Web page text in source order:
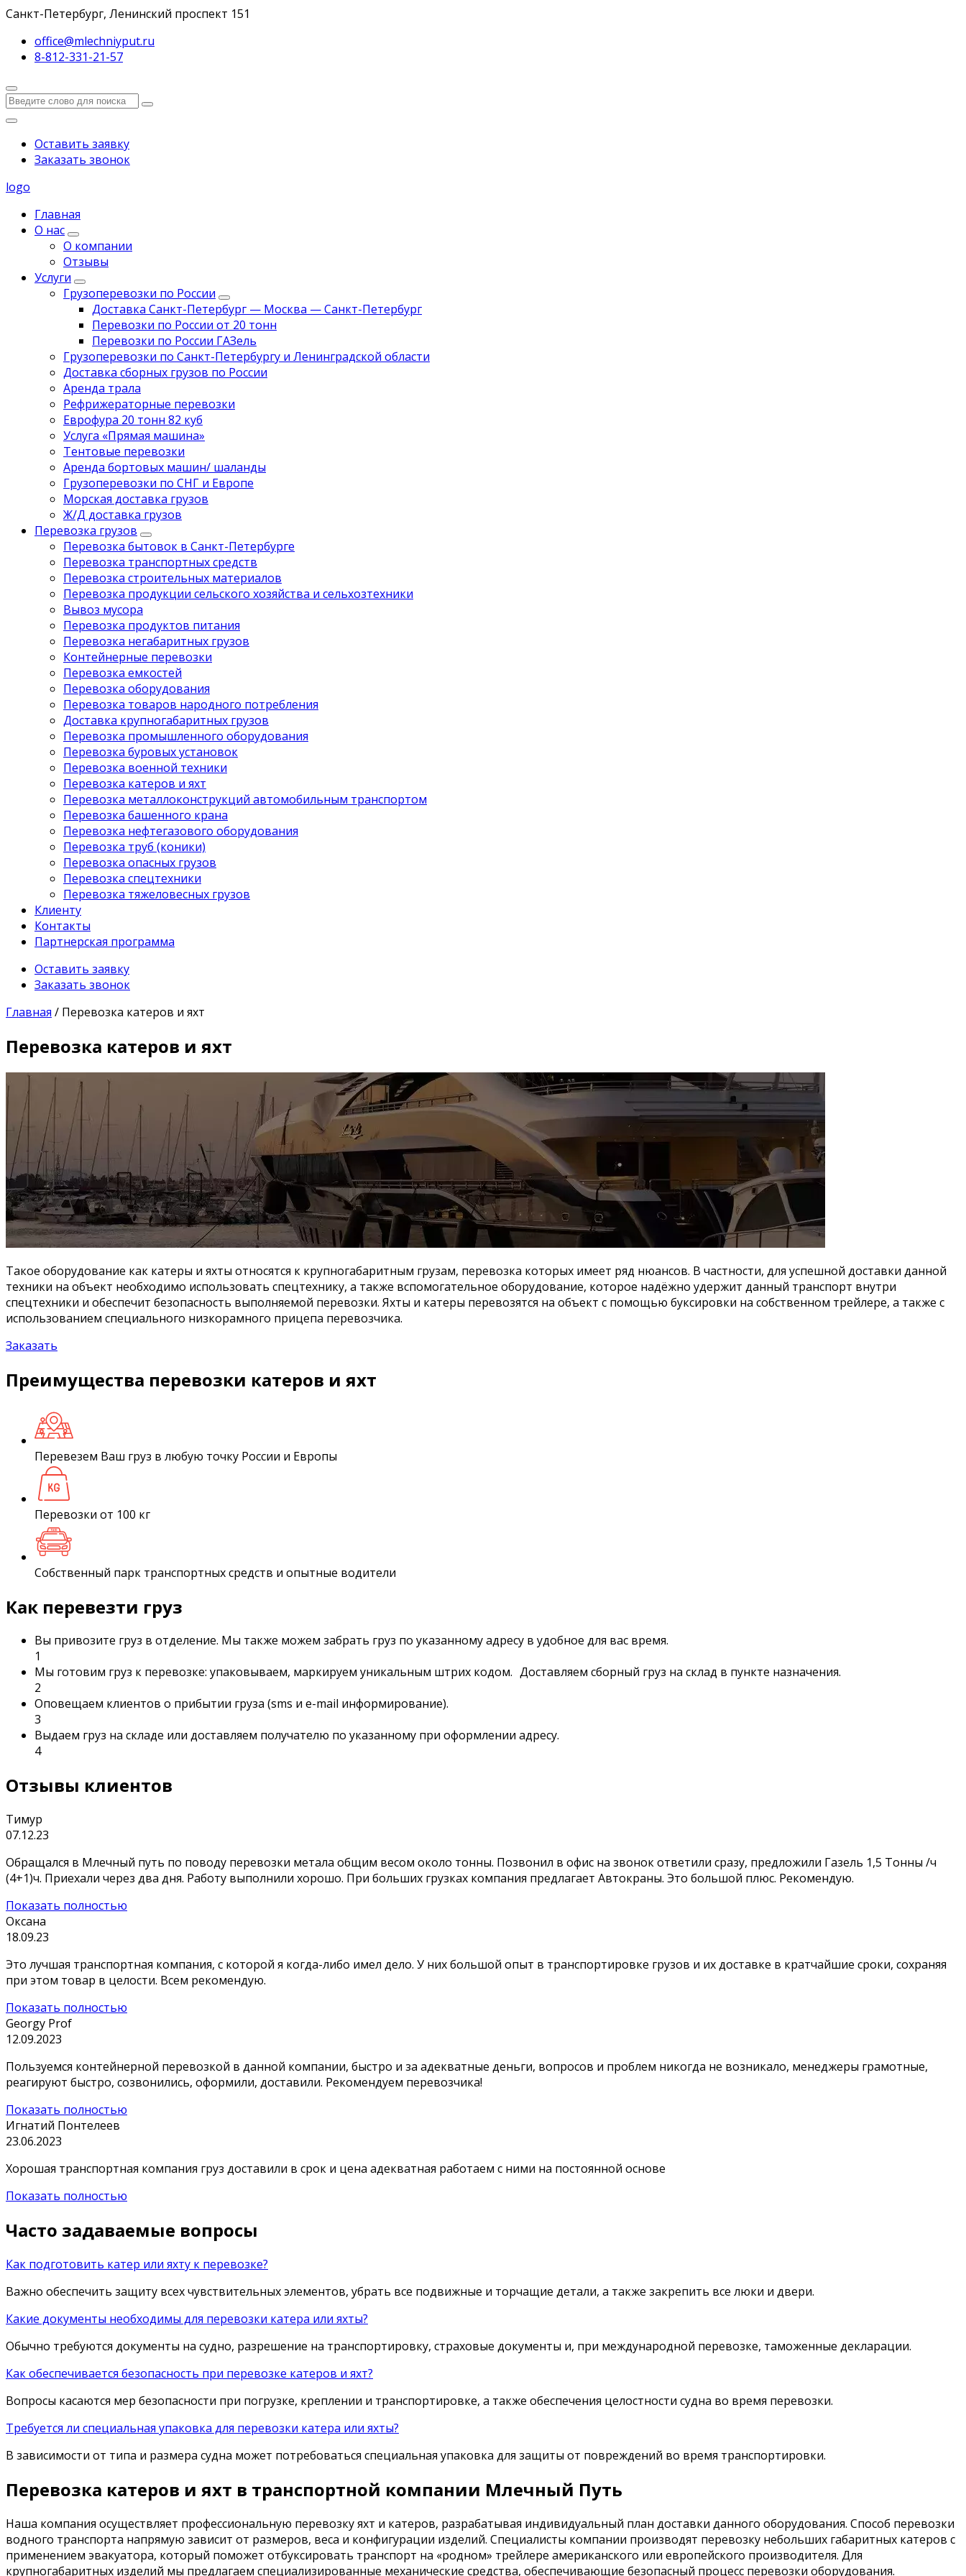
Санкт-Петербург, Ленинский проспект 151
office@mlechniyput.ru
8-812-331-21-57
Оставить заявку
Заказать звонок
logo
Главная
О нас
О компании
Отзывы
Услуги
Грузоперевозки по России
Доставка Санкт-Петербург — Москва — Санкт-Петербург
Перевозки по России от 20 тонн
Перевозки по России ГАЗель
Грузоперевозки по Санкт-Петербургу и Ленинградской области
Доставка сборных грузов по России
Аренда трала
Рефрижераторные перевозки
Еврофура 20 тонн 82 куб
Услуга «Прямая машина»
Тентовые перевозки
Аренда бортовых машин/ шаланды
Грузоперевозки по СНГ и Европе
Морская доставка грузов
Ж/Д доставка грузов
Перевозка грузов
Перевозка бытовок в Санкт-Петербурге
Перевозка транспортных средств
Перевозка строительных материалов
Перевозка продукции сельского хозяйства и сельхозтехники
Вывоз мусора
Перевозка продуктов питания
Перевозка негабаритных грузов
Контейнерные перевозки
Перевозка емкостей
Перевозка оборудования
Перевозка товаров народного потребления
Доставка крупногабаритных грузов
Перевозка промышленного оборудования
Перевозка буровых установок
Перевозка военной техники
Перевозка катеров и яхт
Перевозка металлоконструкций автомобильным транспортом
Перевозка башенного крана
Перевозка нефтегазового оборудования
Перевозка труб (коники)
Перевозка опасных грузов
Перевозка спецтехники
Перевозка тяжеловесных грузов
Клиенту
Контакты
Партнерская программа
Оставить заявку
Заказать звонок
Главная / Перевозка катеров и яхт
Перевозка катеров и яхт
Такое оборудование как катеры и яхты относятся к крупногабаритным грузам, перевозка которых имеет ряд нюансов. В частности, для успешной доставки данной
техники на объект необходимо использовать спецтехнику, а также вспомогательное оборудование, которое надёжно удержит данный транспорт внутри
спецтехники и обеспечит безопасность выполняемой перевозки. Яхты и катеры перевозятся на объект с помощью буксировки на собственном трейлере, а также с
использованием специального низкорамного прицепа перевозчика.
Заказать
Преимущества перевозки катеров и яхт
Перевезем Ваш груз в любую точку России и Европы
Перевозки от 100 кг
Собственный парк транспортных средств и опытные водители
Как перевезти груз
Вы привозите груз в отделение. Мы также можем забрать груз по указанному адресу в удобное для вас время.
1
Мы готовим груз к перевозке: упаковываем, маркируем уникальным штрих кодом. Доставляем сборный груз на склад в пункте назначения.
2
Оповещаем клиентов о прибытии груза (sms и e-mail информирование).
3
Выдаем груз на складе или доставляем получателю по указанному при оформлении адресу.
4
Отзывы клиентов
Тимур
07.12.23
Обращался в Млечный путь по поводу перевозки метала общим весом около тонны. Позвонил в офис на звонок ответили сразу, предложили Газель 1,5 Тонны /ч
(4+1)ч. Приехали через два дня. Работу выполнили хорошо. При больших грузках компания предлагает Автокраны. Это большой плюс. Рекомендую.
Показать полностью
Оксана
18.09.23
Это лучшая транспортная компания, с которой я когда-либо имел дело. У них большой опыт в транспортировке грузов и их доставке в кратчайшие сроки, сохраняя
при этом товар в целости. Всем рекомендую.
Показать полностью
Georgy Prof
12.09.2023
Пользуемся контейнерной перевозкой в данной компании, быстро и за адекватные деньги, вопросов и проблем никогда не возникало, менеджеры грамотные,
реагируют быстро, созвонились, оформили, доставили. Рекомендуем перевозчика!
Показать полностью
Игнатий Понтелеев
23.06.2023
Хорошая транспортная компания груз доставили в срок и цена адекватная работаем с ними на постоянной основе
Показать полностью
Часто задаваемые вопросы
Как подготовить катер или яхту к перевозке?
Важно обеспечить защиту всех чувствительных элементов, убрать все подвижные и торчащие детали, а также закрепить все люки и двери.
Какие документы необходимы для перевозки катера или яхты?
Обычно требуются документы на судно, разрешение на транспортировку, страховые документы и, при международной перевозке, таможенные декларации.
Как обеспечивается безопасность при перевозке катеров и яхт?
Вопросы касаются мер безопасности при погрузке, креплении и транспортировке, а также обеспечения целостности судна во время перевозки.
Требуется ли специальная упаковка для перевозки катера или яхты?
В зависимости от типа и размера судна может потребоваться специальная упаковка для защиты от повреждений во время транспортировки.
Перевозка катеров и яхт в транспортной компании Млечный Путь
Наша компания осуществляет профессиональную перевозку яхт и катеров, разрабатывая индивидуальный план доставки данного оборудования. Способ перевозки
водного транспорта напрямую зависит от размеров, веса и конфигурации изделий. Специалисты компании производят перевозку небольших габаритных катеров с
применением эвакуатора, который поможет отбуксировать транспорт на «родном» трейлере американского или европейского производителя. Для
крупногабаритных изделий мы предлагаем специализированные механические средства, обеспечивающие безопасный процесс перевозки оборудования.